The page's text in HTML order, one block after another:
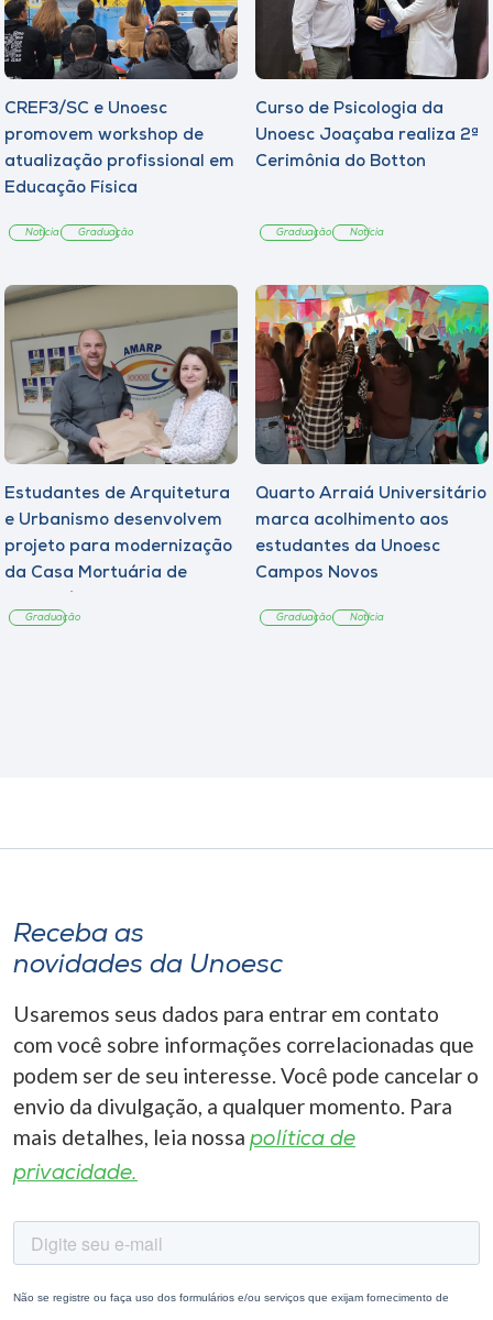
CREF3/SC e Unoesc
promovem workshop de
atualização profissional em
Educação Física
Notícia Graduação
Curso de Psicologia da
Unoesc Joaçaba realiza 2ª
Cerimônia do Botton
Graduação Notícia
Estudantes de Arquitetura
e Urbanismo desenvolvem
projeto para modernização
da Casa Mortuária de
Graduação
Quarto Arraiá Universitário
marca acolhimento aos
estudantes da Unoesc
Campos Novos
Graduação Notícia
Receba as
novidades da Unoesc
Usaremos seus dados para entrar em contato
com você sobre informações correlacionadas que
podem ser de seu interesse. Você pode cancelar o
envio da divulgação, a qualquer momento. Para
mais detalhes, leia nossa política de
privacidade.